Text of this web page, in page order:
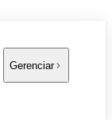
Gerenciar